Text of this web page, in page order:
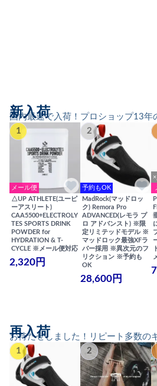
国内最速で入荷！プロショップ13年
新入荷
1
メール便
△UP ATHLETE(ユーピ
ーアスリート)
CAA5500+ELECTROLY
TES SPORTS DRINK
POWDER for
HYDRATION & T-
CYCLE ※メール便対応
2,320円
2
予約もOK
MadRock(マッドロッ
ク) Remora Pro
ADVANCED(レモラ プ
ロ アドバンスト) ※限
定リミテッドモデル ※
マッドロック最強XFラ
バー採用 ※異次元のフ
リクション ※予約も
OK
28,600円
お待たせしました！リピート多数の
再入荷
1 2